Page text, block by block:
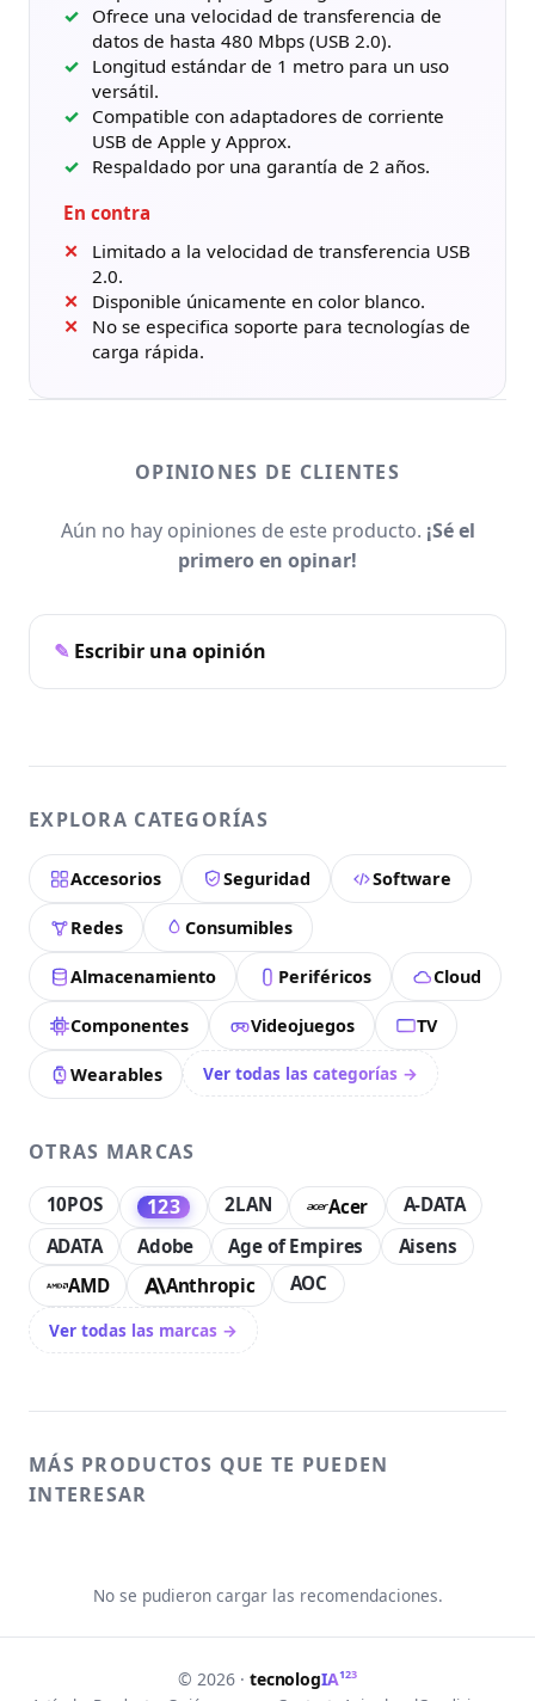
Ofrece una velocidad de transferencia de
datos de hasta 480 Mbps (USB 2.0).
Longitud estándar de 1 metro para un uso
versátil.
Compatible con adaptadores de corriente
USB de Apple y Approx.
Respaldado por una garantía de 2 años.
En contra
Limitado a la velocidad de transferencia USB
2.0.
Disponible únicamente en color blanco.
No se especifica soporte para tecnologías de
carga rápida.
OPINIONES DE CLIENTES
Aún no hay opiniones de este producto. ¡Sé el
primero en opinar!
Escribir una opinión
EXPLORA CATEGORÍAS
Accesorios Seguridad Software
Redes Consumibles
Almacenamiento Periféricos Cloud
Componentes Videojuegos TV
Wearables Ver todas las categorías →
OTRAS MARCAS
10POS 123 2LAN Acer
A-DATA
ADATA
Adobe Age of Empires
Aisens
AMD
Anthropic AOC
Ver todas las marcas →
MÁS PRODUCTOS QUE TE PUEDEN
INTERESAR
No se pudieron cargar las recomendaciones.
© 2026 · tecnologIA123